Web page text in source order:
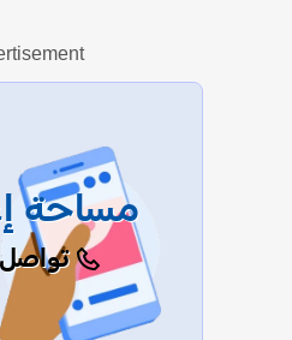
عرض
مساحة
تواصل